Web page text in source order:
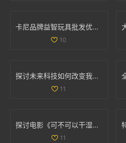
卡尼品牌益智玩具批发优惠信息及产地供应解析
10
探讨未来科技如何改变我们的生活方式与思维方式
11
探讨电影《可不可以干湿》的简单处理方法与分析
11